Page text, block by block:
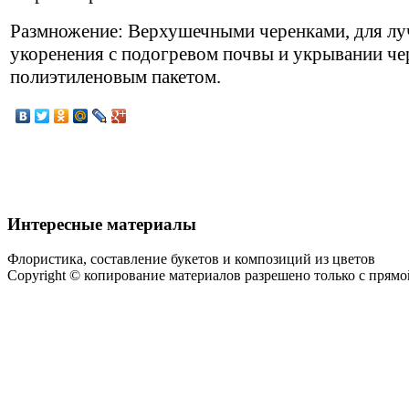
Размножение: Верхушечными черенками, для
укоренения с подогревом почвы и укрывании
полиэтиленовым пакетом.
Интересные материалы
Флористика, составление букетов и композиций из цветов
Copyright © копирование материалов разрешено только с